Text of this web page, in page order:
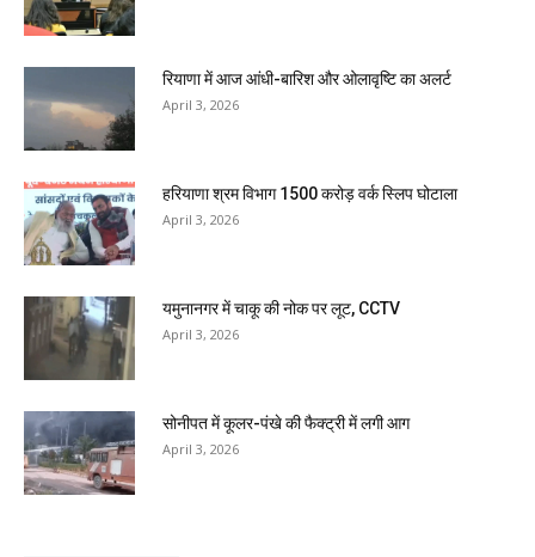
रियाणा में आज आंधी-बारिश और ओलावृष्टि का अलर्ट
April 3, 2026
हरियाणा श्रम विभाग 1500 करोड़ वर्क स्लिप घोटाला
April 3, 2026
यमुनानगर में चाकू की नोक पर लूट, CCTV
April 3, 2026
सोनीपत में कूलर-पंखे की फैक्ट्री में लगी आग
April 3, 2026